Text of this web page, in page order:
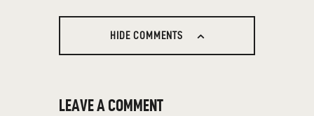
HIDE COMMENTS
LEAVE A COMMENT